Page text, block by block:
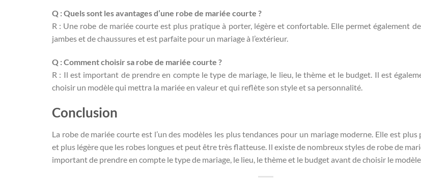
Q : Quels sont les avantages d’une robe de mariée courte ?
R : Une robe de mariée courte est plus pratique à porter, légère et confortable. Elle permet également
jambes et de chaussures et est parfaite pour un mariage à l’extérieur.
Q : Comment choisir sa robe de mariée courte ?
R : Il est important de prendre en compte le type de mariage, le lieu, le thème et le budget. Il est
choisir un modèle qui mettra la mariée en valeur et qui reflète son style et sa personnalité.
Conclusion
La robe de mariée courte est l’un des modèles les plus tendances pour un mariage moderne. Elle est
et plus légère que les robes longues et peut être très flatteuse. Il existe de nombreux styles de robe de
important de prendre en compte le type de mariage, le lieu, le thème et le budget avant de choisir le